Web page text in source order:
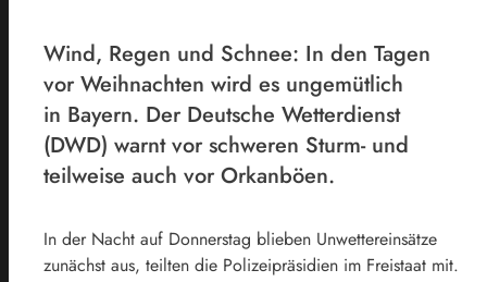
Wind, Regen und Schnee: In den Tagen
vor Weihnachten wird es ungemütlich
in Bayern. Der Deutsche Wetterdienst
(DWD) warnt vor schweren Sturm- und
teilweise auch vor Orkanböen.
In der Nacht auf Donnerstag blieben Unwettereinsätze
zunächst aus, teilten die Polizeipräsidien im Freistaat mit.